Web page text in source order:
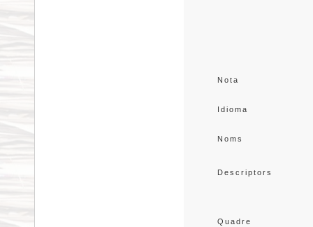
Nota
Idioma
Noms
Descriptors
Quadre